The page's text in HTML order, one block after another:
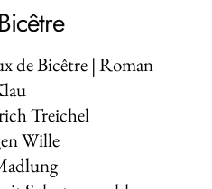
de Bicêtre | Roman
Treichel
Wille